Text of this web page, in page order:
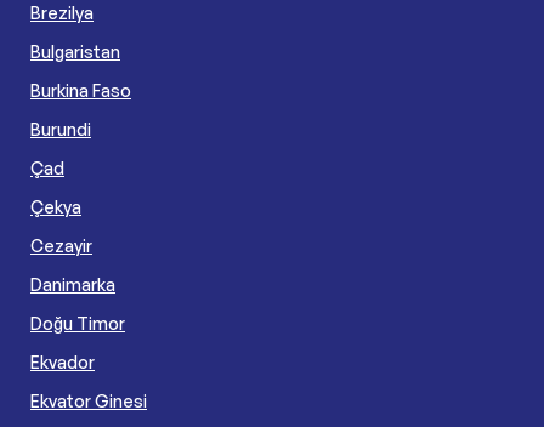
Brezilya
Bulgaristan
Burkina Faso
Burundi
Çad
Çekya
Cezayir
Danimarka
Doğu Timor
Ekvador
Ekvator Ginesi